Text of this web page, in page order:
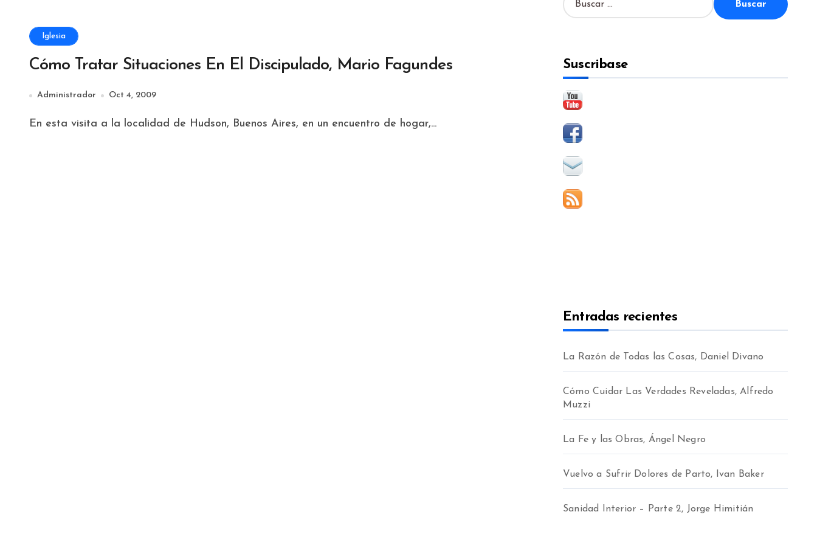
Iglesia
Cómo Tratar Situaciones En El Discipulado, Mario Fagundes
Administrador Oct 4, 2009
En esta visita a la localidad de Hudson, Buenos Aires, en un encuentro de hogar,...
u
r
:
Suscribase
Entradas recientes
La Razón de Todas las Cosas, Daniel Divano
Cómo Cuidar Las Verdades Reveladas, Alfredo
Muzzi
La Fe y las Obras, Ángel Negro
Vuelvo a Sufrir Dolores de Parto, Ivan Baker
Sanidad Interior – Parte 2, Jorge Himitián